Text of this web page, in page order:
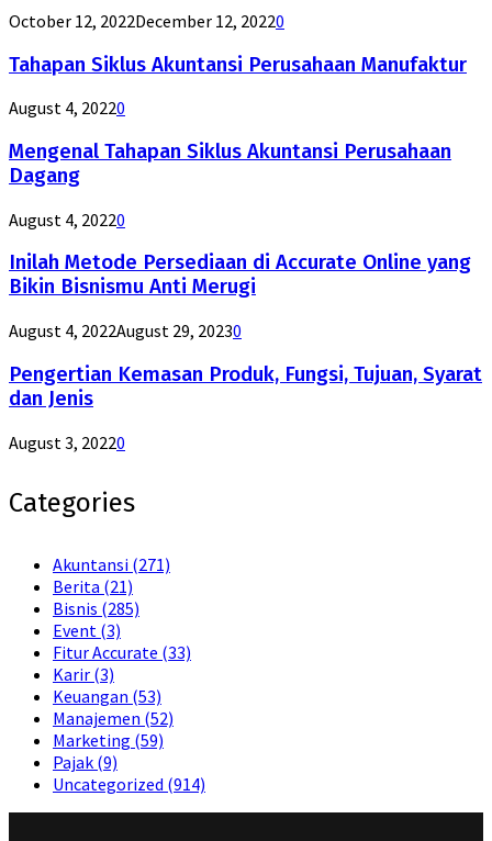
October 12, 2022December 12, 20220
Tahapan Siklus Akuntansi Perusahaan Manufaktur
August 4, 20220
Mengenal Tahapan Siklus Akuntansi Perusahaan
Dagang
August 4, 20220
Inilah Metode Persediaan di Accurate Online yang
Bikin Bisnismu Anti Merugi
August 4, 2022August 29, 20230
Pengertian Kemasan Produk, Fungsi, Tujuan, Syarat
dan Jenis
August 3, 20220
Categories
Akuntansi (271)
Berita (21)
Bisnis (285)
Event (3)
Fitur Accurate (33)
Karir (3)
Keuangan (53)
Manajemen (52)
Marketing (59)
Pajak (9)
Uncategorized (914)